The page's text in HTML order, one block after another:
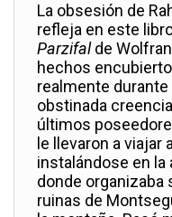
La obsesión de
refleja en este
Parzifalde
hechos
realmente durante
obstinada
últimos
le llevaron a viajar
instalándose en la
donde organizaba
ruinas de